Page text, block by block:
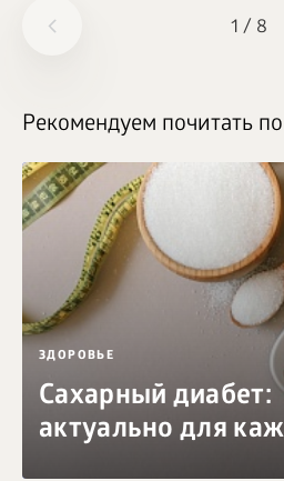
1 / 8
Рекомендуем почитать
ЗДОРОВЬЕ
Сахарный диабет:
актуально для